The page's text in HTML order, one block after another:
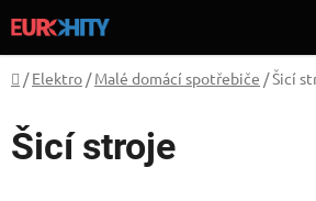
na
obsah
Domů
/ Elektro / Malé domácí spotřebiče /Šicí
Šicí stroje